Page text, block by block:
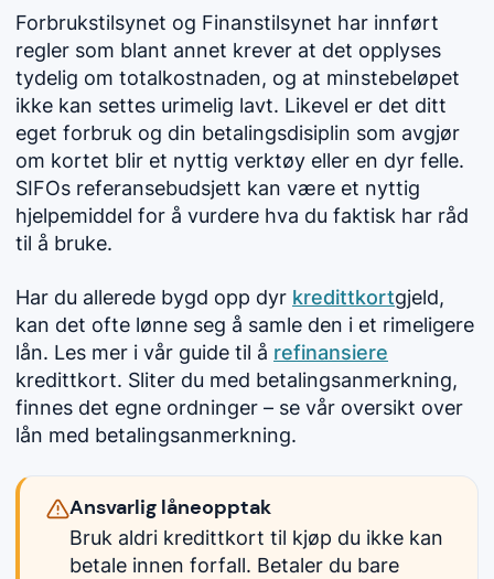
Forbrukstilsynet og Finanstilsynet har innført
regler som blant annet krever at det opplyses
tydelig om totalkostnaden, og at minstebeløpet
ikke kan settes urimelig lavt. Likevel er det ditt
eget forbruk og din betalingsdisiplin som avgjør
om kortet blir et nyttig verktøy eller en dyr felle.
SIFOs referansebudsjett kan være et nyttig
hjelpemiddel for å vurdere hva du faktisk har råd
til å bruke.
Har du allerede bygd opp dyr kredittkortgjeld,
kan det ofte lønne seg å samle den i et rimeligere
lån. Les mer i vår guide til å refinansiere
kredittkort. Sliter du med betalingsanmerkning,
finnes det egne ordninger – se vår oversikt over
lån med betalingsanmerkning.
Ansvarlig låneopptak
Bruk aldri kredittkort til kjøp du ikke kan
betale innen forfall. Betaler du bare